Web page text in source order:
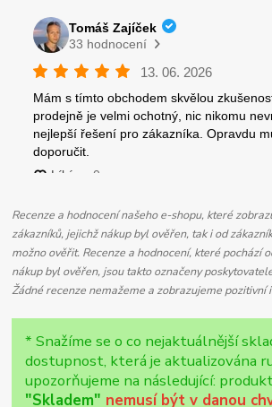
Recenze a hodnocení našeho e-shopu, které
zákazníků, jejichž nákup byl ověřen, tak i od
možno ověřit. Recenze a hodnocení, které pochází
nákup byl ověřen, jsou takto označeny
Žádné recenze nemažeme a zobrazujeme pozitivní
* Snažíme se o co nejaktuálnější
dostupnost, která je aktualizována
upozorňujeme na následující:
"Skladem" nemusí být v danou